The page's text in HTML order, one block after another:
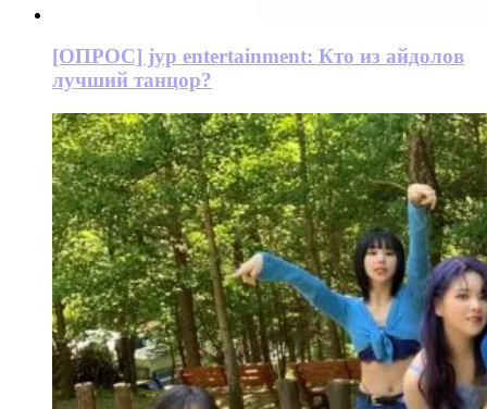
[ОПРОС] jyp entertainment: Кто из айдолов
лучший танцор?